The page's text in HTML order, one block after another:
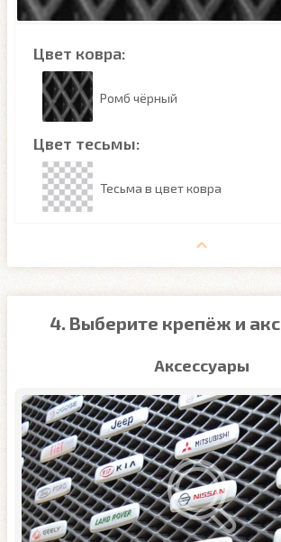
Цвет ковра:
Ромб чёрный
Цвет тесьмы:
Тесьма в цвет ковра
4. Выберите крепёж и
Аксессуары